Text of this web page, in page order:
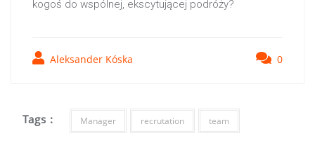
kogoś do wspólnej, ekscytującej podróży?
Aleksander Kóska 0
Tags : Manager recrutation team